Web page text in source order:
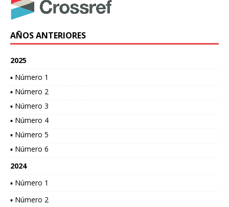
AÑOS ANTERIORES
2025
▪ Número 1
▪ Número 2
▪ Número 3
▪ Número 4
▪ Número 5
▪ Número 6
2024
▪ Número 1
▪ Número 2